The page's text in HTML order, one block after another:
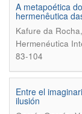
A metapoética
hermenêutica
Kafure da
Hermenéutica
83-104
Entre el
ilusión